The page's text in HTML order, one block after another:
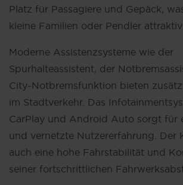
Platz für Passagiere und Gepäck,
kleine Familien oder Pendler
Moderne Assistenzsysteme wie der
Spurhalteassistent, der
City-Notbremsfunktion bieten
im Stadtverkehr. Das
CarPlay und Android Auto sorgt für
und vernetzte Nutzererfahrung. Der
auch eine hohe Fahrstabilität und
seiner fortschrittlichen